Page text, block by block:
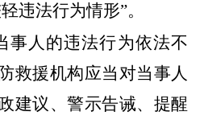
违法行为情形”。
事人的违法行为依法不
救援机构应当对当事人
建议、警示告诫、提醒